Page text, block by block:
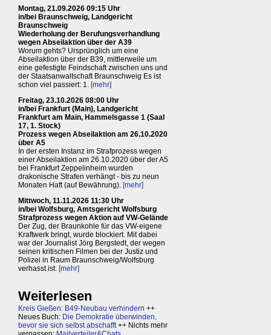
Montag, 21.09.2026 09:15 Uhr
in/bei Braunschweig, Landgericht
Braunschweig
Wiederholung der Berufungsverhandlung
wegen Abseilaktion über der A39
Worum gehts? Ursprünglich um eine
Abseilaktion über der B39, mittlerweile um
eine gefestigte Feindschaft zwischen uns und
der Staatsanwaltschaft Braunschweig Es ist
schon viel passiert: 1. [mehr]
Freitag, 23.10.2026 08:00 Uhr
in/bei Frankfurt (Main), Landgericht
Frankfurt am Main, Hammelsgasse 1 (Saal
17, 1. Stock)
Prozess wegen Abseilaktion am 26.10.2020
über A5
In der ersten Instanz im Strafprozess wegen
einer Abseilaktion am 26.10.2020 über der A5
bei Frankfurt Zeppelinheim wurden
drakonische Strafen verhängt - bis zu neun
Monaten Haft (auf Bewährung). [mehr]
Mittwoch, 11.11.2026 11:30 Uhr
in/bei Wolfsburg, Amtsgericht Wolfsburg
Strafprozess wegen Aktion auf VW-Gelände
Der Zug, der Braunkohle für das VW-eigene
Kraftwerk bringt, wurde blockiert. Mit dabei
war der Journalist Jörg Bergstedt, der wegen
seinen kritischen Filmen bei der Justiz und
Polizei in Raum Braunschweig/Wolfsburg
verhasst ist. [mehr]
Weiterlesen
Kreis Gießen: B49-Neubau verhindern ++
Neues Buch: Die Demokratie überwinden,
bevor sie sich selbst abschafft++ Nichts mehr